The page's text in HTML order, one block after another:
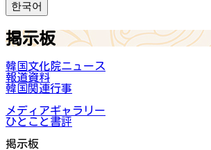
한국어
掲示板
韓国文化院ニュース
報道資料
韓国関連行事
メディアギャラリー
ひとこと書評
掲示板